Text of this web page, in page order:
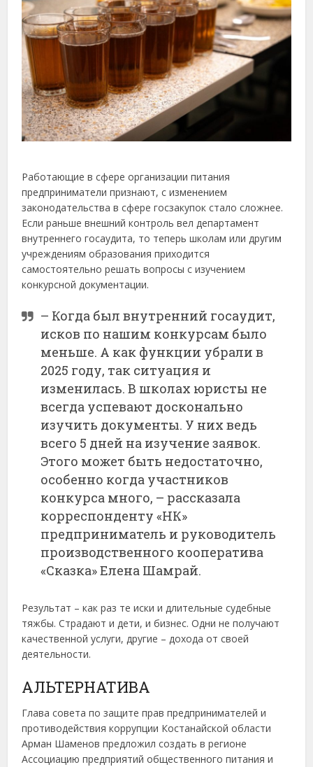
Работающие в сфере организации питания
предприниматели признают, с изменением
законодательства в сфере госзакупок стало сложнее.
Если раньше внешний контроль вел департамент
внутреннего госаудита, то теперь школам или другим
учреждениям образования приходится
самостоятельно решать вопросы с изучением
конкурсной документации.
– Когда был внутренний госаудит,
исков по нашим конкурсам было
меньше. А как функции убрали в
2025 году, так ситуация и
изменилась. В школах юристы не
всегда успевают досконально
изучить документы. У них ведь
всего 5 дней на изучение заявок.
Этого может быть недостаточно,
особенно когда участников
конкурса много, – рассказала
корреспонденту «НК»
предприниматель и руководитель
производственного кооператива
«Сказка» Елена Шамрай.
Результат – как раз те иски и длительные судебные
тяжбы. Страдают и дети, и бизнес. Одни не получают
качественной услуги, другие – дохода от своей
деятельности.
АЛЬТЕРНАТИВА
Глава совета по защите прав предпринимателей и
противодействия коррупции Костанайской области
Арман Шаменов предложил создать в регионе
Ассоциацию предприятий общественного питания и